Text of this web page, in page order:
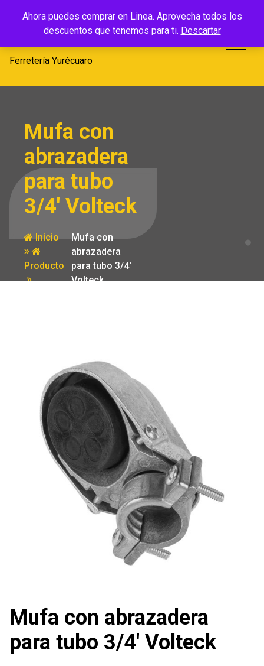
Ahora puedes comprar en Linea. Aprovecha todos los
descuentos que tenemos para ti. Descartar
Ferretería
Yurécuaro
Ferretería Yurécuaro
Mufa con
abrazadera
para tubo
3/4′ Volteck
Inicio
Producto
Mufa con
abrazadera
para tubo 3/4′
Volteck
Mufa con abrazadera
para tubo 3/4′ Volteck